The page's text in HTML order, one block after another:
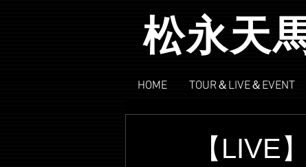
松永天
HOME TOUR＆LIVE＆EVENT
【LIVE